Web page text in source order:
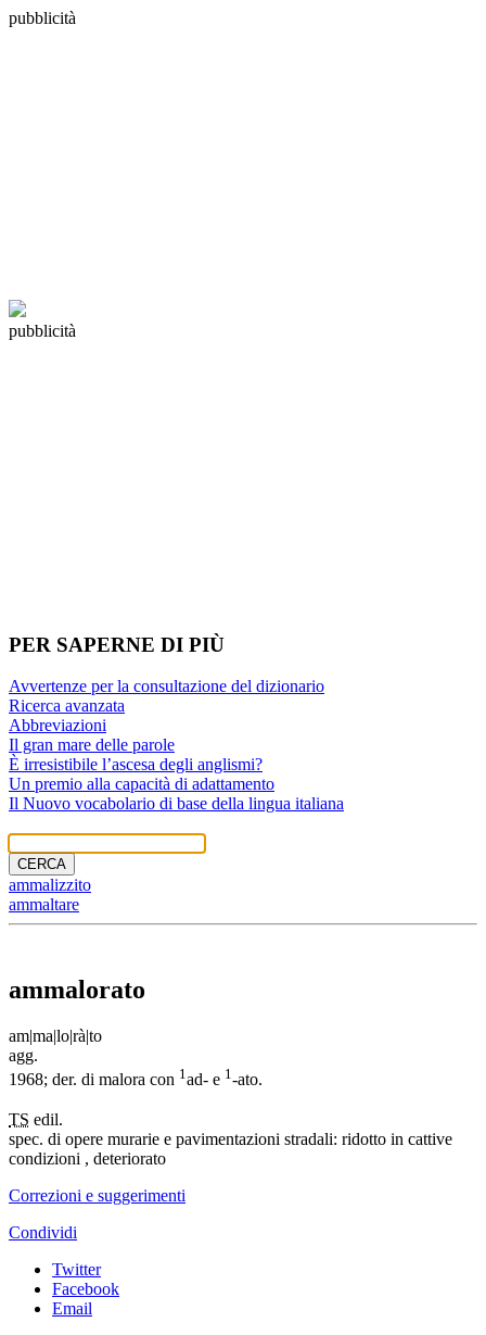
pubblicità
pubblicità
PER SAPERNE DI PIÙ
Avvertenze per la consultazione del dizionario
Ricerca avanzata
Abbreviazioni
Il gran mare delle parole
È irresistibile l’ascesa degli anglismi?
Un premio alla capacità di adattamento
Il Nuovo vocabolario di base della lingua italiana
CERCA
ammalizzito
ammaltare
ammalorato
am|ma|lo|rà|to
agg.
1968; der. di malora con 1ad- e 1-ato.
TS edil.
spec. di opere murarie e pavimentazioni stradali: ridotto in cattive
condizioni , deteriorato
Correzioni e suggerimenti
Condividi
Twitter
Facebook
Email